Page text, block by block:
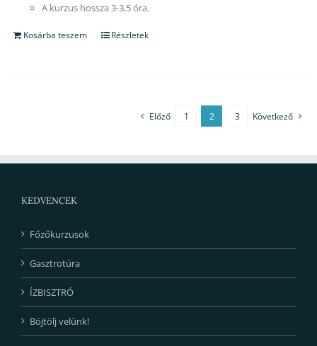
A kurzus hossza 3-3,5 óra.
Kosárba teszem Részletek
Előző 1 2 3 Következő
KEDVENCEK
Főzőkurzusok
Gasztrotúra
ÍZBISZTRÓ
Böjtölj velünk!